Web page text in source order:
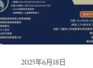
2025年6月18日